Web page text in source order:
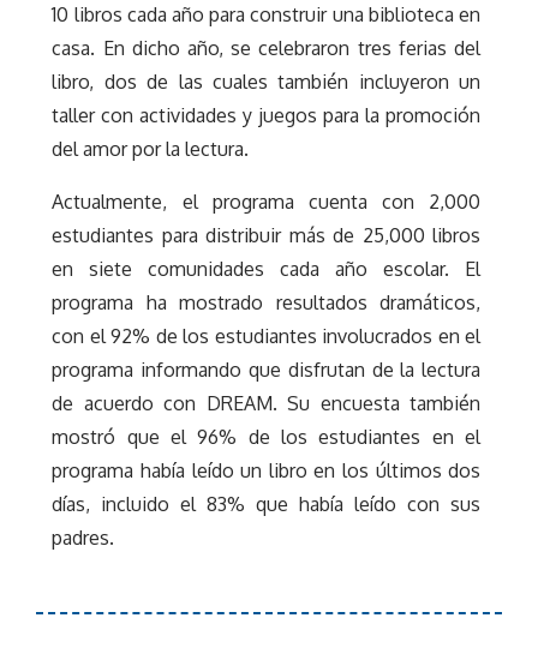
10 libros cada año para construir una biblioteca en
casa. En dicho año, se celebraron tres ferias del
libro, dos de las cuales también incluyeron un
taller con actividades y juegos para la promoción
del amor por la lectura.
Actualmente, el programa cuenta con 2,000
estudiantes para distribuir más de 25,000 libros
en siete comunidades cada año escolar. El
programa ha mostrado resultados dramáticos,
con el 92% de los estudiantes involucrados en el
programa informando que disfrutan de la lectura
de acuerdo con DREAM. Su encuesta también
mostró que el 96% de los estudiantes en el
programa había leído un libro en los últimos dos
días, incluido el 83% que había leído con sus
padres.